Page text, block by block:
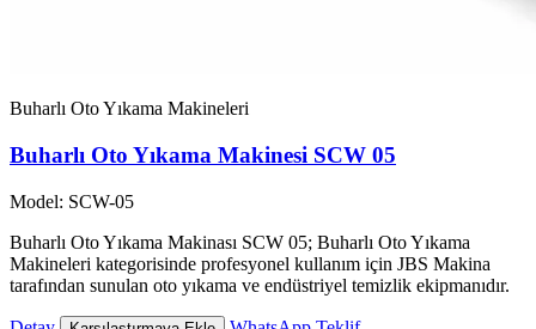
Buharlı Oto Yıkama Makineleri
Buharlı Oto Yıkama Makinesi SCW 05
Model: SCW-05
Buharlı Oto Yıkama Makinası SCW 05; Buharlı Oto Yıkama
Makineleri kategorisinde profesyonel kullanım için JBS Makina
tarafından sunulan oto yıkama ve endüstriyel temizlik ekipmanıdır.